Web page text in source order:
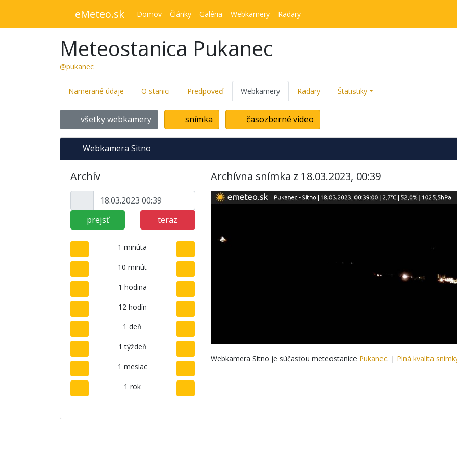
eMeteo.sk Domov Články Galéria Webkamery Radary
Meteostanica Pukanec
@pukanec
Namerané údaje O stanici Predpoveď Webkamery Radary Štatistiky
všetky webkamery snímka časozberné video
Webkamera Sitno
Archív
prejsť teraz
1 minúta
10 minút
1 hodina
12 hodín
1 deň
1 týždeň
1 mesiac
1 rok
Archívna snímka z 18.03.2023, 00:39
Webkamera Sitno je súčasťou meteostanice Pukanec. | Plná kvalita